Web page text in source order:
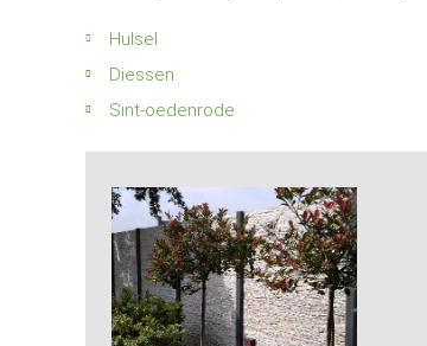
Hulsel
Diessen
Sint-oedenrode